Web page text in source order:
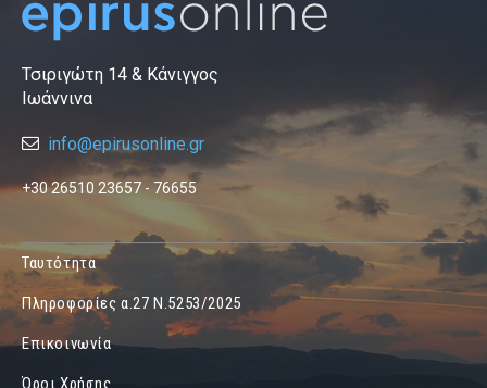
Τσιριγώτη 14 & Κάνιγγος
Ιωάννινα
info@epirusonline.gr
+30 26510 23657 - 76655
Ταυτότητα
Πληροφορίες α.27 Ν.5253/2025
Επικοινωνία
Όροι Χρήσης